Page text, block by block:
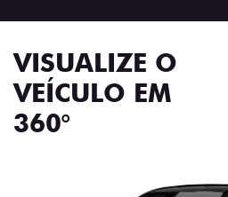
VISUALIZE O
VEÍCULO EM
360°